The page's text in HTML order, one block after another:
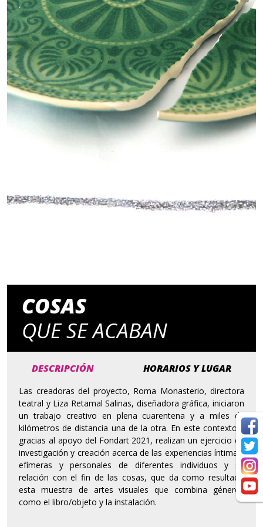
COSAS
QUE SE ACABAN
DESCRIPCIÓN HORARIOS Y LUGAR
Las creadoras del proyecto, Roma Monasterio, directora
teatral y Liza Retamal Salinas, diseñadora gráfica, iniciaron
un trabajo creativo en plena cuarentena y a miles de
kilómetros de distancia una de la otra. En este contexto y
gracias al apoyo del Fondart 2021, realizan un ejercicio de
investigación y creación acerca de las experiencias íntimas,
efímeras y personales de diferentes individuos y su
relación con el fin de las cosas, que da como resultado
esta muestra de artes visuales que combina géneros
como el libro/objeto y la instalación.